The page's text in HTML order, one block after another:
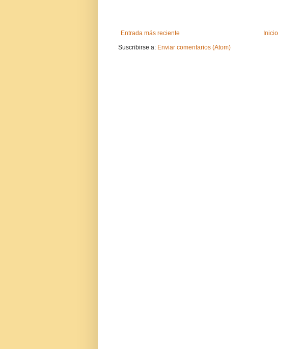
Entrada más reciente
Inicio
Suscribirse a: Enviar comentarios (Atom)